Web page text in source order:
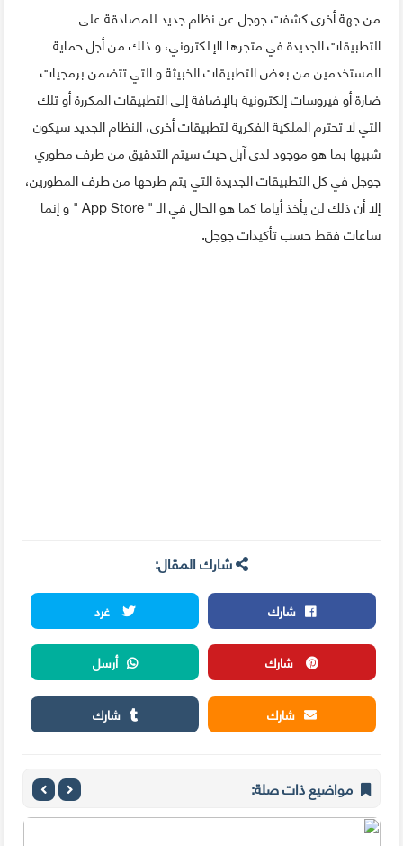
من جهة أخرى كشفت جوجل عن نظام جديد للمصادقة على
التطبيقات الجديدة في متجرها الإلكتروني، و ذلك من أجل حماية
المستخدمين من بعض التطبيقات الخبيثة و التي تتضمن برمجيات
ضارة أو فيروسات إلكترونية بالإضافة إلى التطبيقات المكررة أو تلك
التي لا تحترم الملكية الفكرية لتطبيقات أخرى، النظام الجديد سيكون
شبيها بما هو موجود لدى آبل حيث سيتم التدقيق من طرف مطوري
جوجل في كل التطبيقات الجديدة التي يتم طرحها من طرف المطورين،
إلا أن ذلك لن يأخذ أياما كما هو الحال في الـ " App Store " و إنما
ساعات فقط حسب تأكيدات جوجل.
شارك المقال:
شارك
غرد
شارك
أرسل
شارك
شارك
مواضيع ذات صلة: